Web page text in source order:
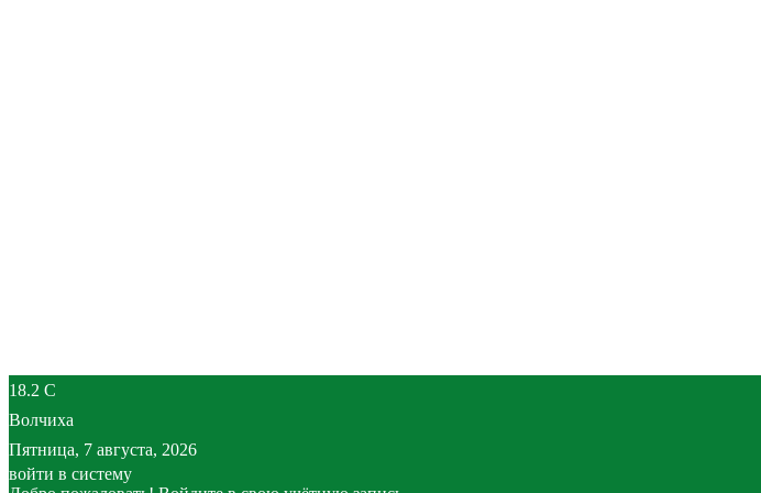
18.2 C
Волчиха
Пятница, 7 августа, 2026
войти в систему